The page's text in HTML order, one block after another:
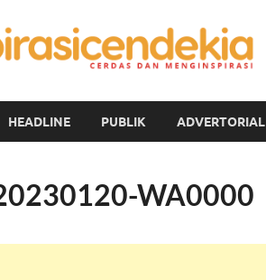
HEADLINE PUBLIK ADVERTORIAL
WA0000